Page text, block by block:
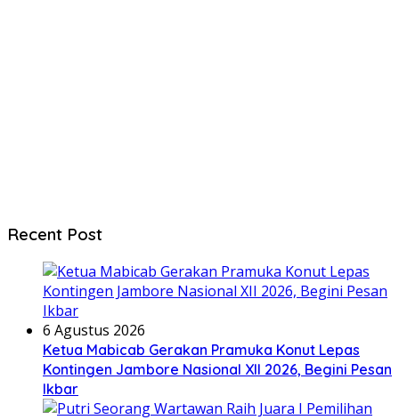
Recent Post
6 Agustus 2026
Ketua Mabicab Gerakan Pramuka Konut Lepas
Kontingen Jambore Nasional XII 2026, Begini Pesan
Ikbar